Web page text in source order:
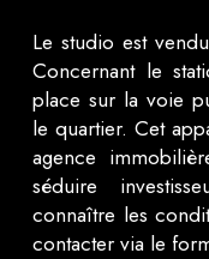
Le studio est
Concernant le
place sur la voie
le quartier. Cet
agence
séduire
connaître les
contacter via le